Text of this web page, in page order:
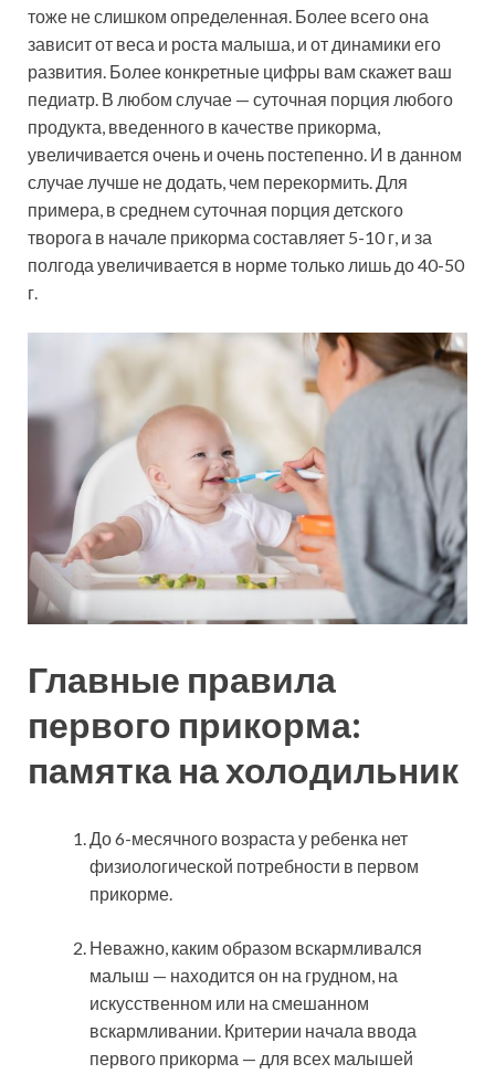
тоже не слишком определенная. Более всего она
зависит от веса и роста малыша, и от динамики его
развития. Более конкретные цифры вам скажет ваш
педиатр. В любом случае — суточная порция любого
продукта, введенного в качестве прикорма,
увеличивается очень и очень постепенно. И в данном
случае лучше не додать, чем перекормить. Для
примера, в среднем суточная порция детского
творога в начале прикорма составляет 5-10 г, и за
полгода увеличивается в норме только лишь до 40-50
г.
Главные правила
первого прикорма:
памятка на холодильник
До 6-месячного возраста у ребенка нет
физиологической потребности в первом
прикорме.
Неважно, каким образом вскармливался
малыш — находится он на грудном, на
искусственном или на смешанном
вскармливании. Критерии начала ввода
первого прикорма — для всех малышей